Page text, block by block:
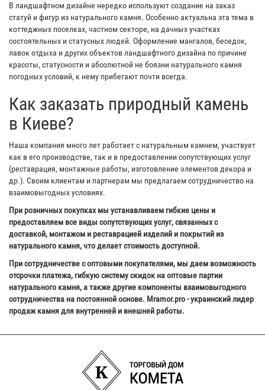
В ландшафтном дизайне нередко используют создание на заказ
статуй и фигур из натурального камня. Особенно актуальна эта тема в
коттеджных поселках, частном секторе, на дачных участках
состоятельных и статусных людей. Оформление мангалов, беседок,
лавок отдыха и других объектов ландшафтного дизайна по причине
красоты, статусности и абсолютной не боязни натурального камня
погодных условий, к нему прибегают почти всегда.
Как заказать природный камень
в Киеве?
Наша компания много лет работает с натуральным камнем, участвует
как в его производстве, так и в предоставлении сопутствующих услуг
(реставрация, монтажные работы, изготовление элементов декора и
др.). Своим клиентам и партнерам мы предлагаем сотрудничество на
взаимовыгодных условиях.
При розничных покупках мы устанавливаем гибкие цены и
предоставляем все виды сопутствующих услуг, связанных с
доставкой, монтажом и реставрацией изделий и покрытий из
натурального камня, что делает стоимость доступной.
При сотрудничестве с оптовыми покупателями, мы даем возможность
отсрочки платежа, гибкую систему скидок на оптовые партии
натурального камня, а также другие компоненты взаимовыгодного
сотрудничества на постоянной основе. Mramor.pro - украинский лидер
продаж камня для внутренней и внешней работы.